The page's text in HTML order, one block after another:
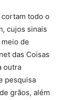
todo o
cujos sinais
de
das Coisas
outra
pesquisa
grãos, além